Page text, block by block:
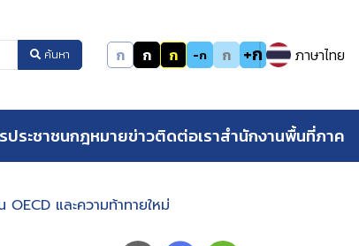
ค้นหา ก ก ก -ก ก +ก ภาษาไทย
ประชาชนกฎหมายข่าวติดต่อเราสำนักงานพื้นที่ภาค
และความท้าทายใหม่